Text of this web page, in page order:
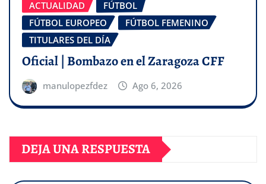
ACTUALIDAD
FÚTBOL
FÚTBOL EUROPEO
FÚTBOL FEMENINO
TITULARES DEL DÍA
Oficial | Bombazo en el Zaragoza CFF
manulopezfdez Ago 6, 2026
DEJA UNA RESPUESTA